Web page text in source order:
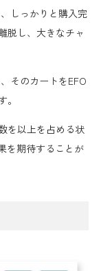
しっかりと購入完
脱し、大きなチャ
そのカートをEFO
を以上を占める状
を期待することが